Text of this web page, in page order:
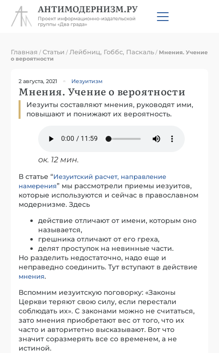
Главная /Статьи / Лейбниц, Гоббс, Паскаль / Мнения. Учение
о вероятности
2 августа, 2021 Иезуитизм
Мнения. Учение о вероятности
Иезуиты составляют мнения, руководят ими,
повышают и понижают их вероятность.
ок. 12 мин.
В статье “Иезуитский расчет, направление
намерения” мы рассмотрели приемы иезуитов,
которые используются и сейчас в православном
модернизме. Здесь
действие отличают от имени, которым оно
называется,
грешника отличают от его греха,
делят проступок на невинные части.
Но разделить недостаточно, надо еще и
неправедно соединить. Тут вступают в действие
мнения.
Вспомним иезуитскую поговорку: «Законы
Церкви теряют свою силу, если перестали
соблюдать их». С законами можно не считаться,
зато мнения приобретают вес от того, что их
часто и авторитетно высказывают. Вот что
значит соразмерять все со временем, а не
истиной.